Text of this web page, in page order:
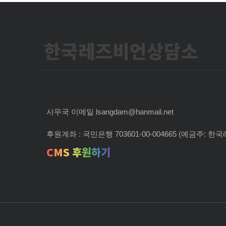
한국레즈비언상담소
사무국 이메일 lsangdam@hanmail.net
후원계좌 : 국민은행 703601-00-004665 (예금주: 한국
CMS 후원하기